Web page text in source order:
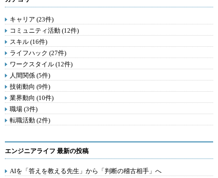
キャリア (23件)
コミュニティ活動 (12件)
スキル (16件)
ライフハック (27件)
ワークスタイル (12件)
人間関係 (5件)
技術動向 (9件)
業界動向 (10件)
職場 (3件)
転職活動 (2件)
エンジニアライフ 最新の投稿
AIを「答えを教える先生」から「判断の稽古相手」へ